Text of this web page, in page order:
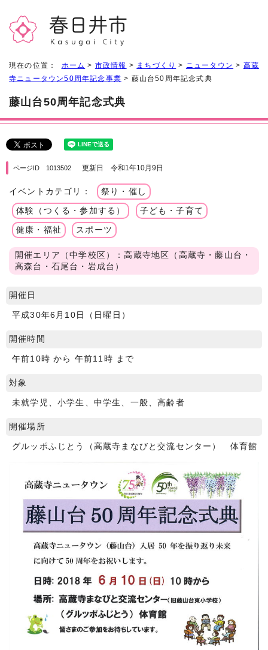
現在の位置： ホーム > 市政情報 > まちづくり > ニュータウン > 高蔵
寺ニュータウン50周年記念事業 > 藤山台50周年記念式典
藤山台50周年記念式典
ページID 1013502 更新日 令和1年10月9日
イベントカテゴリ： 祭り・催し
体験（つくる・参加する） 子ども・子育て
健康・福祉 スポーツ
開催エリア（中学校区）：高蔵寺地区（高蔵寺・藤山台・
高森台・石尾台・岩成台）
開催日
平成30年6月10日（日曜日）
開催時間
午前10時 から 午前11時 まで
対象
未就学児、小学生、中学生、一般、高齢者
開催場所
グルッポふじとう（高蔵寺まなびと交流センター） 体育館